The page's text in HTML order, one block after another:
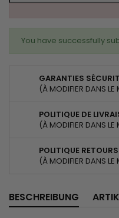
You have successfully
GARANTIES
(À MODIFIER DANS
POLITIQUE DE
(À MODIFIER DANS
POLITIQUE RETOURS
(À MODIFIER DANS
BESCHREIBUNG